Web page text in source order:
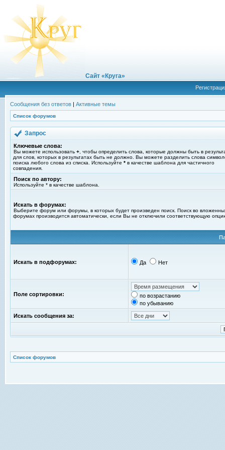
Сайт «Круга»
Сообщения без ответов | Активные темы
Список форумов
Запрос
Ключевые слова:
Вы можете использовать + , чтобы определить слова, которые должны быть в
для слов, которых в результатах быть не должно. Вы можете разделить слова
поиска любого слова из списка. Используйте * в качестве шаблона для частичного
совпадения.
Поиск по автору:
Используйте * в качестве шаблона.
Искать в форумах:
Выберите форум или форумы, в которых будет произведен поиск. Поиск во
форумах производится автоматически, если Вы не отключили соответствующую
Искать в подфорумах: Да Нет
Поле сортировки:
по возрастанию
по убыванию
Искать сообщения за:
Список форумов